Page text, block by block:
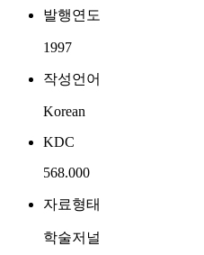
발행연도
1997
작성언어
Korean
KDC
568.000
자료형태
학술저널